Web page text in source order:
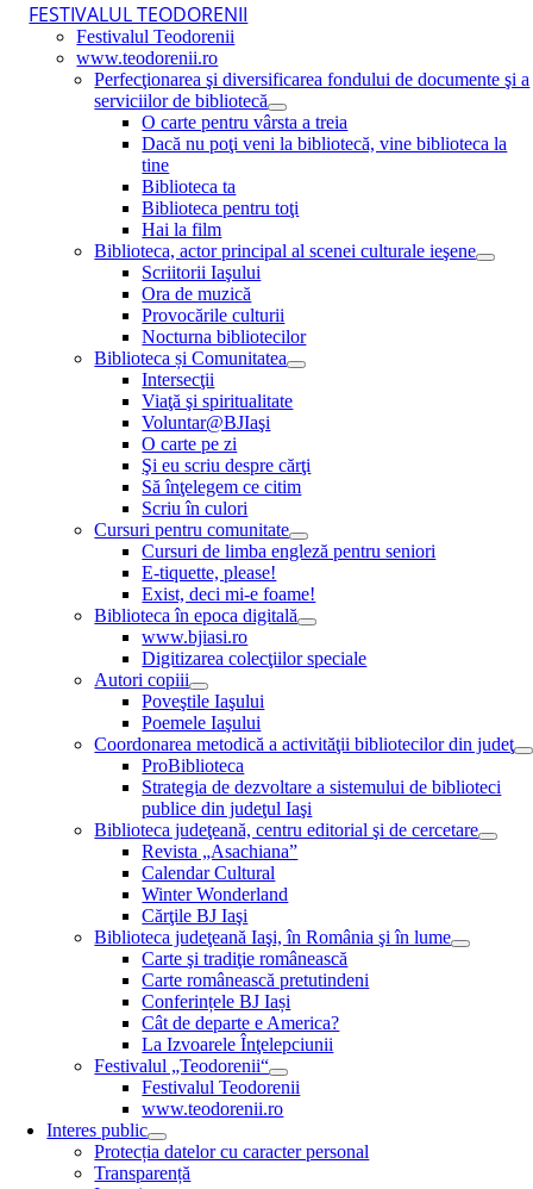
FESTIVALUL TEODORENII
Festivalul Teodorenii
www.teodorenii.ro
Perfecţionarea şi diversificarea fondului de documente şi a
serviciilor de bibliotecă
O carte pentru vârsta a treia
Dacă nu poţi veni la bibliotecă, vine biblioteca la
tine
Biblioteca ta
Biblioteca pentru toţi
Hai la film
Biblioteca, actor principal al scenei culturale ieşene
Scriitorii Iaşului
Ora de muzică
Provocările culturii
Nocturna bibliotecilor
Biblioteca și Comunitatea
Intersecţii
Viaţă şi spiritualitate
Voluntar@BJIaşi
O carte pe zi
Şi eu scriu despre cărţi
Să înţelegem ce citim
Scriu în culori
Cursuri pentru comunitate
Cursuri de limba engleză pentru seniori
E-tiquette, please!
Exist, deci mi-e foame!
Biblioteca în epoca digitală
www.bjiasi.ro
Digitizarea colecţiilor speciale
Autori copiii
Poveştile Iaşului
Poemele Iaşului
Coordonarea metodică a activităţii bibliotecilor din judeţ
ProBiblioteca
Strategia de dezvoltare a sistemului de biblioteci
publice din judeţul Iaşi
Biblioteca judeţeană, centru editorial şi de cercetare
Revista „Asachiana”
Calendar Cultural
Winter Wonderland
Cărţile BJ Iaşi
Biblioteca judeţeană Iaşi, în România şi în lume
Carte şi tradiţie românească
Carte românească pretutindeni
Conferințele BJ Iași
Cât de departe e America?
La Izvoarele Înţelepciunii
Festivalul „Teodorenii“
Festivalul Teodorenii
www.teodorenii.ro
Interes public
Protecția datelor cu caracter personal
Transparență